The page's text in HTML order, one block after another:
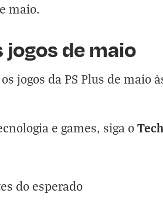
maio.
de maio
jogos da PS Plus de maio
e games, siga o
do esperado